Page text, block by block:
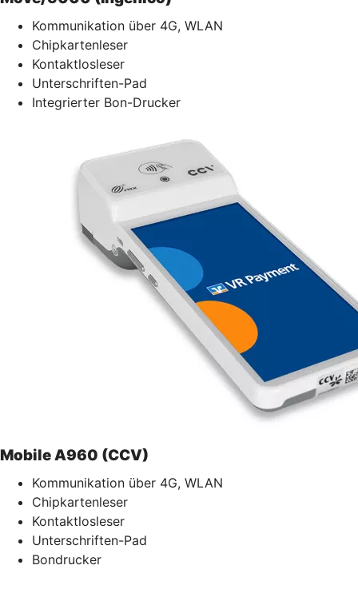
Kommunikation über 4G, WLAN
Chipkartenleser
Kontaktlosleser
Unterschriften-Pad
Integrierter Bon-Drucker
Mobile A960 (CCV)
Kommunikation über 4G, WLAN
Chipkartenleser
Kontaktlosleser
Unterschriften-Pad
Bondrucker